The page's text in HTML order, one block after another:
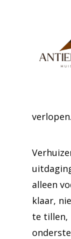
Een
met
verlopen.
alleen
klaar,
te tillen,